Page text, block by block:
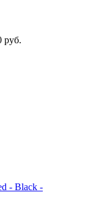
руб.
- Black -